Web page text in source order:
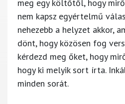
meg egy költőtől, hogy
nem kapsz egyértelmű
nehezebb a helyzet akkor,
dönt, hogy közösen fog
kérdezd meg őket, hogy
hogy ki melyik sort írta.
minden sorát.